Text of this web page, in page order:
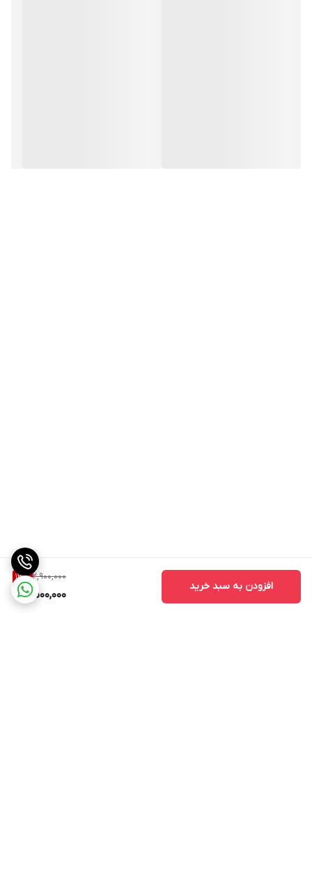
2,900,000
13%
2,500,000
افزودن به سبد خرید